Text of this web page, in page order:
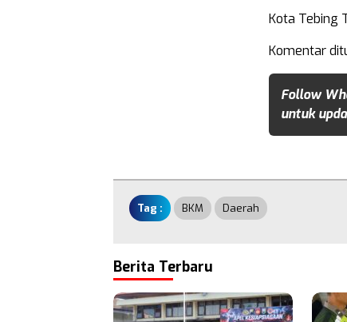
Kota Tebing
Komentar
Follow
untuk
Tag : BKM Daerah
Berita Terbaru